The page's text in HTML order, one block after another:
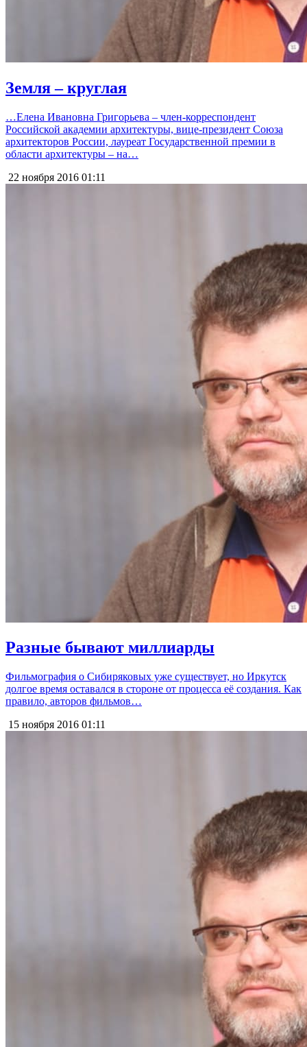
Земля – круглая
…Елена Ивановна Григорьева – член-корреспондент
Российской академии архитектуры, вице-президент Союза
архитекторов России, лауреат Государственной премии в
области архитектуры – на…
22 ноября 2016 01:11
Разные бывают миллиарды
Фильмография о Сибиряковых уже существует, но Иркутск
долгое время оставался в стороне от процесса её создания. Как
правило, авторов фильмов…
15 ноября 2016 01:11